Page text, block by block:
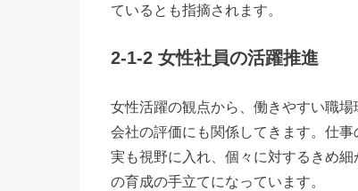
ているとも指摘されます。
2-1-2 女性社員の活躍推進
女性活躍の観点から、働きやすい職
会社の評価にも関係してきます。仕
実も視野に入れ、個々に対するきめ
の育成の手立てになっています。